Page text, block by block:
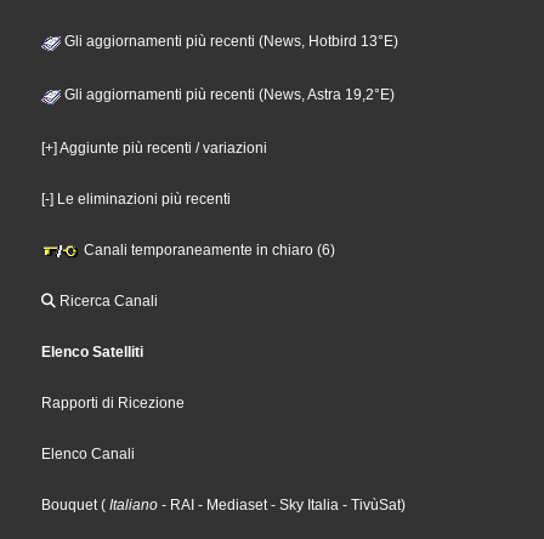
Gli aggiornamenti più recenti (News, Hotbird 13°E)
Gli aggiornamenti più recenti (News, Astra 19,2°E)
[+] Aggiunte più recenti / variazioni
[-] Le eliminazioni più recenti
Canali temporaneamente in chiaro (6)
Ricerca Canali
Elenco Satelliti
Rapporti di Ricezione
Elenco Canali
Bouquet ( Italiano - RAI - Mediaset - Sky Italia - TivùSat)